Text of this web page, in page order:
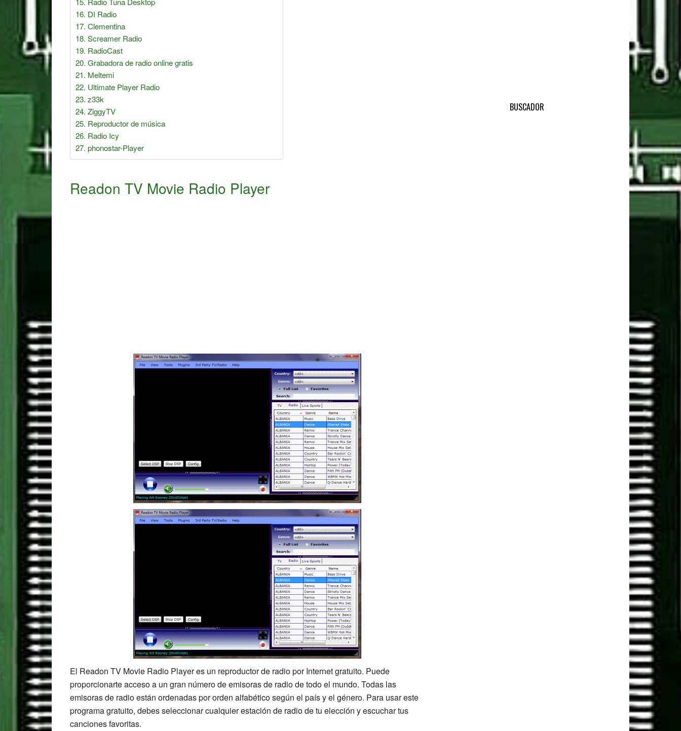
DI Radio
Clementina
Screamer Radio
RadioCast
Grabadora de radio online gratis
Meltemi
Ultimate Player Radio
z33k
ZiggyTV
Reproductor de música
Radio Icy
phonostar-Player
Readon TV Movie Radio Player
El Readon TV Movie Radio Player es un reproductor de radio por Internet gratuito. Puede
proporcionarte acceso a un gran número de emisoras de radio de todo el mundo. Todas las
emisoras de radio están ordenadas por orden alfabético según el país y el género. Para usar este
programa gratuito, debes seleccionar cualquier estación de radio de tu elección y escuchar tus
canciones favoritas.
BUSCADOR